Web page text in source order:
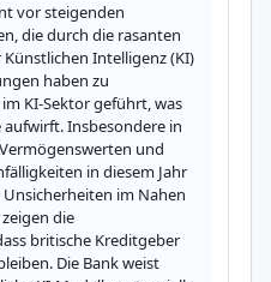
vor steigenden
die durch die rasanten
Intelligenz (KI)
haben zu
KI-Sektor geführt, was
Insbesondere in
und
in diesem Jahr
im Nahen
die
britische Kreditgeber
Die Bank weist